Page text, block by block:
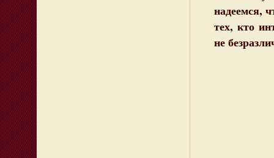
надеемся,
тех, кто
не